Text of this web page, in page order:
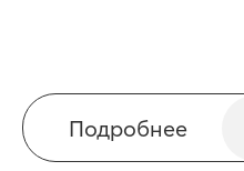
Подробнее